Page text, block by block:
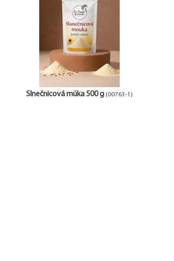
Slnečnicová múka 500 g (00763-1)